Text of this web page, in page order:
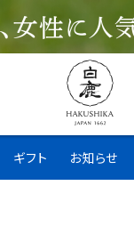
ギフト お知らせ